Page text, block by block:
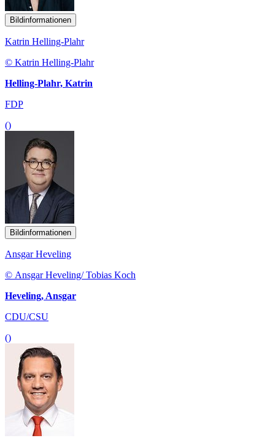
Bildinformationen
Katrin Helling-Plahr
© Katrin Helling-Plahr
Helling-Plahr, Katrin
FDP
()
Bildinformationen
Ansgar Heveling
© Ansgar Heveling/ Tobias Koch
Heveling, Ansgar
CDU/CSU
()